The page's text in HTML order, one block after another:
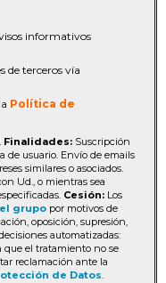
informativos
de terceros vía
Política de
Finalidades: Suscripción
de usuario. Envío de emails
similares o asociados.
Ud., o mientras sea
Cesión: Los
grupo por motivos de
oposición, supresión,
automatizadas:
que el tratamiento no se
reclamación ante la
de Datos.